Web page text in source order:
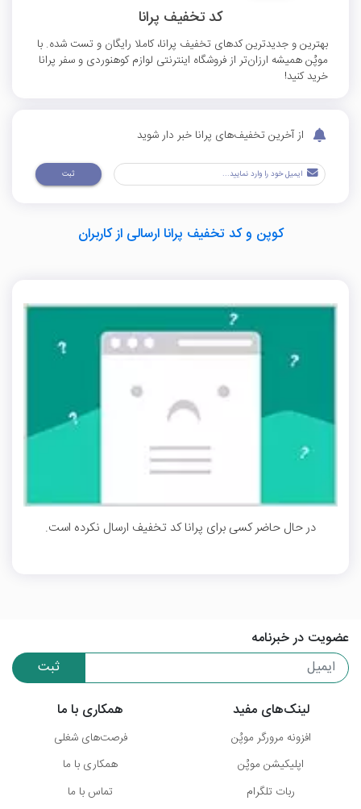
کد تخفیف پرانا
بهترین و جدیدترین کدهای تخفیف پرانا، کاملا رایگان و تست شده. با
موپُن همیشه ارزان‌تر از فروشگاه اینترنتی لوازم کوهنوردی و سفر پرانا
خرید کنید!
از آخرین تخفیف‌های پرانا خبر دار شوید
ثبت
کوپن و کد تخفیف پرانا ارسالی از کاربران
در حال حاضر کسی برای پرانا کد تخفیف ارسال نکرده است.
عضویت در خبرنامه
ثبت
لینک‌های مفید
افزونه مرورگر موپُن
اپلیکیشن موپُن
ربات تلگرام
همکاری با ما
فرصت‌های شغلی
همکاری با ما
تماس با ما